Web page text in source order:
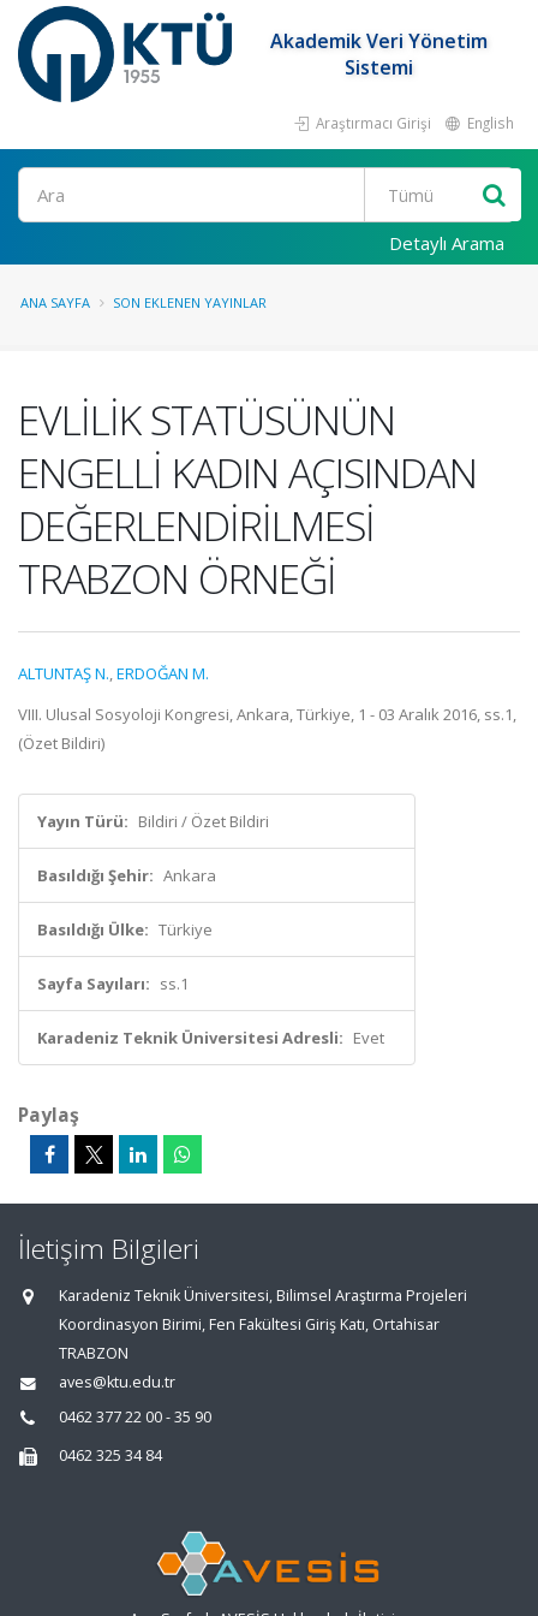
Akademik Veri Yönetim
Sistemi
Araştırmacı Girişi English
Ara
Detaylı Arama
ANA SAYFA SON EKLENEN YAYINLAR
EVLİLİK STATÜSÜNÜN
ENGELLİ KADIN AÇISINDAN
DEĞERLENDİRİLMESİ
TRABZON ÖRNEĞİ
ALTUNTAŞ N.,ERDOĞAN M.
VIII. Ulusal Sosyoloji Kongresi, Ankara, Türkiye, 1 - 03 Aralık 2016, ss.1,
(Özet Bildiri)
Yayın Türü: Bildiri / Özet Bildiri
Basıldığı Şehir: Ankara
Basıldığı Ülke: Türkiye
Sayfa Sayıları: ss.1
Karadeniz Teknik Üniversitesi Adresli: Evet
Paylaş
İletişim Bilgileri
Karadeniz Teknik Üniversitesi, Bilimsel Araştırma Projeleri
Koordinasyon Birimi, Fen Fakültesi Giriş Katı, Ortahisar
TRABZON
aves@ktu.edu.tr
0462 377 22 00 - 35 90
0462 325 34 84